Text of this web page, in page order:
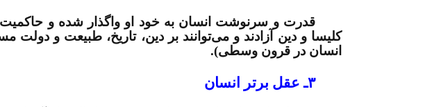
قدرت و سرنوشت انسان به خود او واگذار شده و حاکمیت
کلیسا و دین آزادند و می‌توانند بر دین، تاریخ، طبیعت و دولت
انسان در قرون وسطی).
۳ـ عقل برتر انسان